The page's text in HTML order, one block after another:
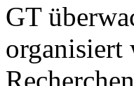
GT
organisiert